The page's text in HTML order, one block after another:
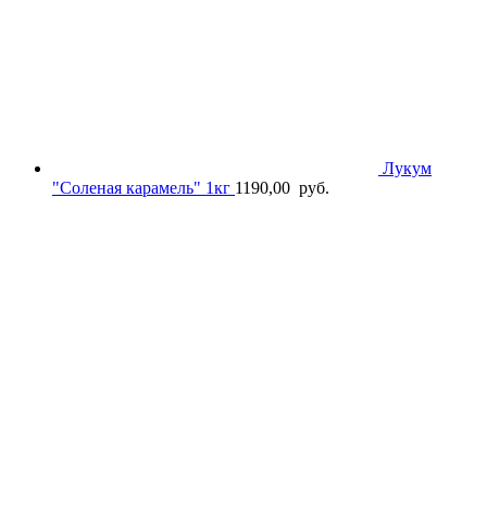
Лукум
"Соленая карамель" 1кг 1190,00 руб.